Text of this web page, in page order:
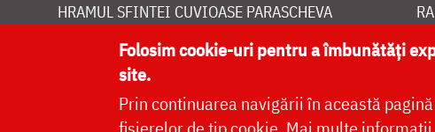
HRAMUL SFINTEI CUVIOASE PARASCHEVA
Site dezvoltat de
Folosim cookie-uri pentru a îmbunătăți
site.
Prin continuarea navigării în această